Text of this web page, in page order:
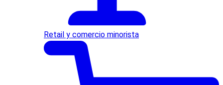
Retail y comercio minorista